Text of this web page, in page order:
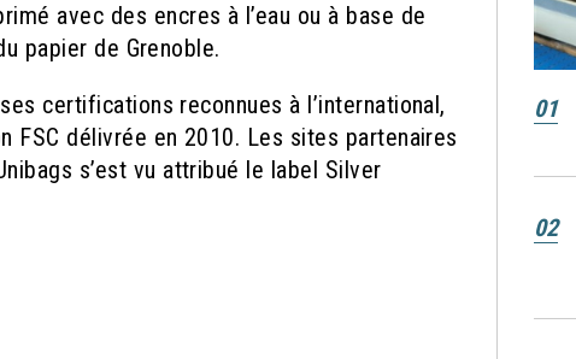
avec des encres à l’eau ou à base de
papier de Grenoble.
certifications reconnues à l’international,
FSC délivrée en 2010. Les sites partenaires
s’est vu attribué le label Silver
01
02